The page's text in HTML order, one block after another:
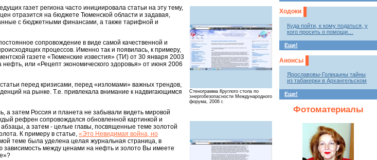
Стенограмма Круглого стола по
энергобезопасности Международного
форума, 2006 г.
газет региона часто инициировала статьи на эту тему,
отразится на бюджете Тюменской области и задавая,
с бюджетными финансами, а также тарифной и
сопровождение в виде самой качественной и
процессов. Именно так и появилась, к примеру,
газете «Тюменские известия» (ТИ) от 30 января 2003
или «Рецепт экономического здоровья» от июня 2006
перед кризисами, перед «изломами» важных трендов,
на рынке. Т.е. привлекала внимание к надвигающимся
затем Россия и планета не забывали видеть мировой
рефрен сопровождался обновленной картинкой и
а затем - целые главы, посвященные теме золотой
К примеру в статье, «Это Невидимая война, но
теме была уделена целая журнальная страница, в
зависимость между ценами на нефть и золото Вы имеете
Ходоки
Куда пойти, к кому податься, у
кого просить о помощи…
Еще!
Анонсы
Ярославовы-Голицыны тайны
из табакерки в Архангельском
Еще!
Фотоматериалы